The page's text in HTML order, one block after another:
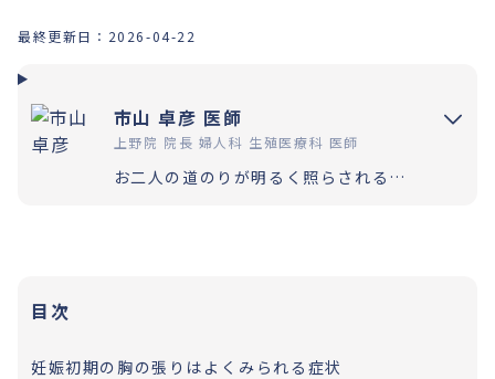
最終更新日： 2026-04-22
市山 卓彦 医師
上野院 院長 婦人科 生殖医療科 医師
お二人の道のりが明るく照らされるよう「理解」と「納得」の上で選択いただく過程を大切にしています。エビデンスに基づいた高水準の医療提供により「幸せな家族計画の実現」をお手伝いさせていただきます。
目次
妊娠初期の胸の張りはよくみられる症状